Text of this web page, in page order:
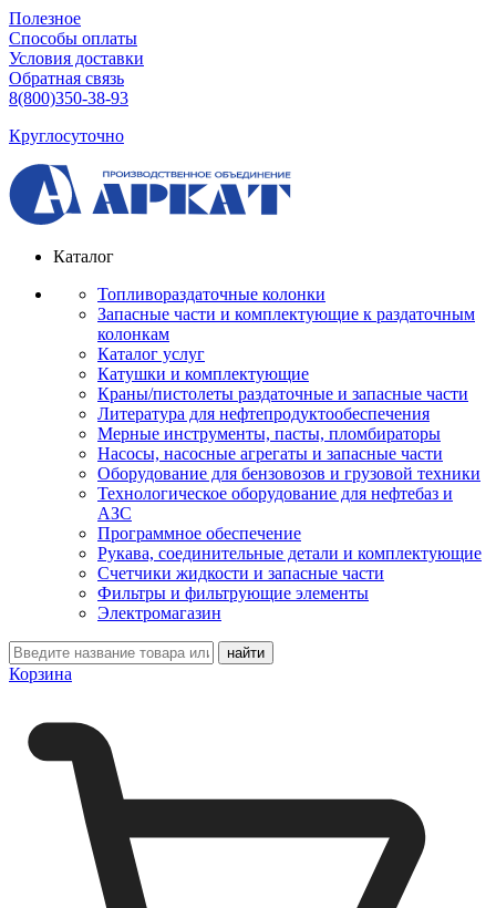
Полезное
Способы оплаты
Условия доставки
Обратная связь
8(800)350-38-93
Круглосуточно
Каталог
Топливораздаточные колонки
Запасные части и комплектующие к раздаточным
колонкам
Каталог услуг
Катушки и комплектующие
Краны/пистолеты раздаточные и запасные части
Литература для нефтепродуктообеспечения
Мерные инструменты, пасты, пломбираторы
Насосы, насосные агрегаты и запасные части
Оборудование для бензовозов и грузовой техники
Технологическое оборудование для нефтебаз и
АЗС
Программное обеспечение
Рукава, соединительные детали и комплектующие
Счетчики жидкости и запасные части
Фильтры и фильтрующие элементы
Электромагазин
Корзина